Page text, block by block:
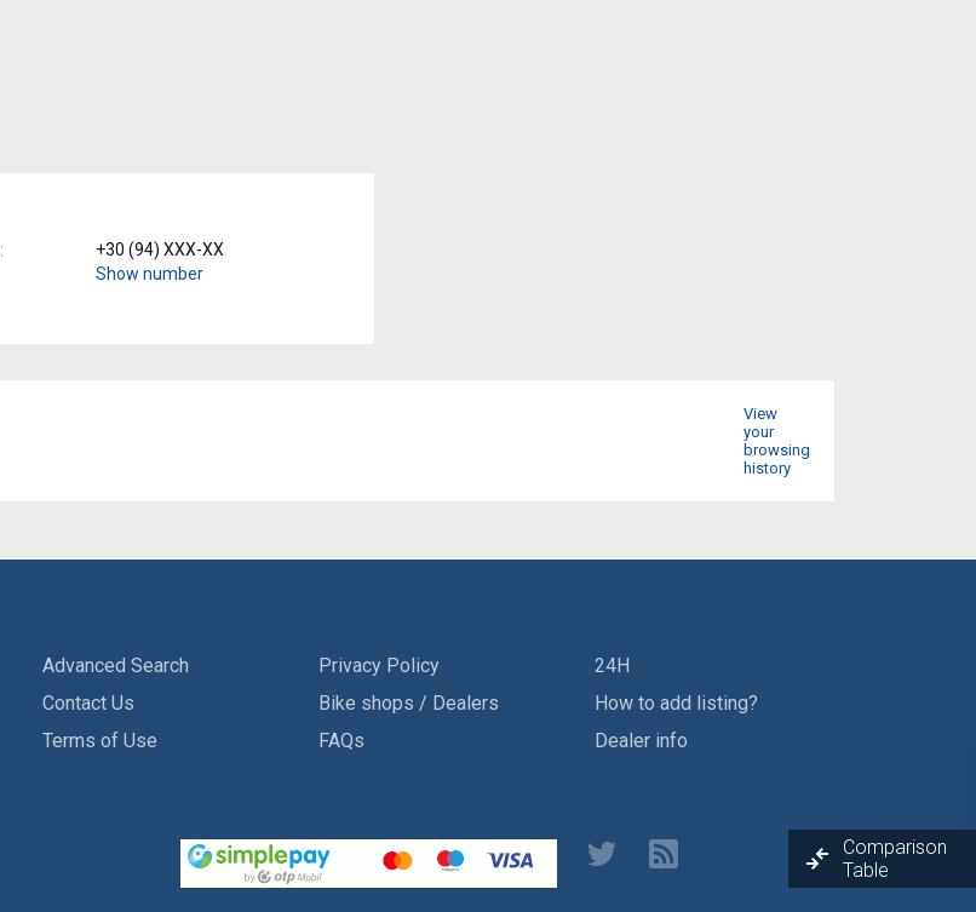
+30 (94) XXX-XX
Show number
View
your
browsing
history
Advanced Search
Contact Us
Terms of Use
Privacy Policy
Bike shops / Dealers
FAQs
24H
How to add listing?
Dealer info
Comparison
Table